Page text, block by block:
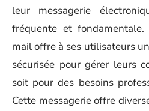
leur messagerie
fréquente et
mail offre à ses utilisateurs
sécurisée pour gérer leurs
soit pour des besoins
Cette messagerie offre